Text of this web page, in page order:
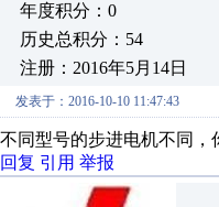
年度积分：0
历史总积分：54
注册：2016年5月14日
发表于：2016-10-10 11:47:43
不同型号的步进电机不同
回复 引用 举报